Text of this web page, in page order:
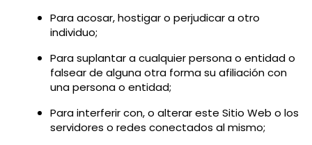
Para acosar, hostigar o perjudicar a otro
individuo;
Para suplantar a cualquier persona o entidad o
falsear de alguna otra forma su afiliación con
una persona o entidad;
Para interferir con, o alterar este Sitio Web o los
servidores o redes conectados al mismo;